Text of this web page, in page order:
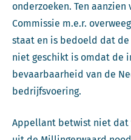
onderzoeken. Ten
Commissie m.e.r.
staat en is bedoeld dat
niet geschikt is omdat de
bevaarbaarheid van de
bedrijfsvoering.
Appellant betwist niet